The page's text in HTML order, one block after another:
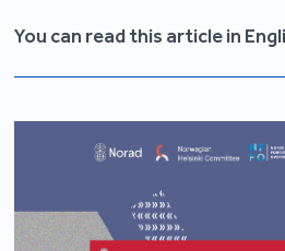
You can read this article in